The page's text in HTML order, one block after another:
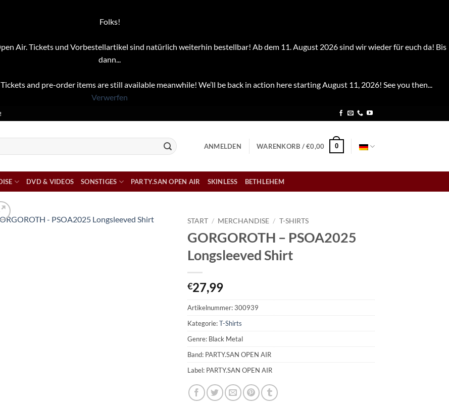
Folks!
Air. Tickets und Vorbestellartikel sind natürlich weiterhin bestellbar! Ab dem 11. August 2026 sind wir wieder für euch da! Bis
dann...
and pre-order items are still available meanwhile! We’ll be back in action here starting August 11, 2026! See you then...
Verwerfen
ANMELDEN WARENKORB /€0,00 0
DVD & VIDEOS SONSTIGES PARTY.SAN OPEN AIR SKINLESS BETHLEHEM
START / MERCHANDISE / T-SHIRTS
GORGOROTH – PSOA2025
Longsleeved Shirt
€27,99
Artikelnummer:300939
Kategorie:T-Shirts
Genre: Black Metal
Band: PARTY.SAN OPEN AIR
Label: PARTY.SAN OPEN AIR